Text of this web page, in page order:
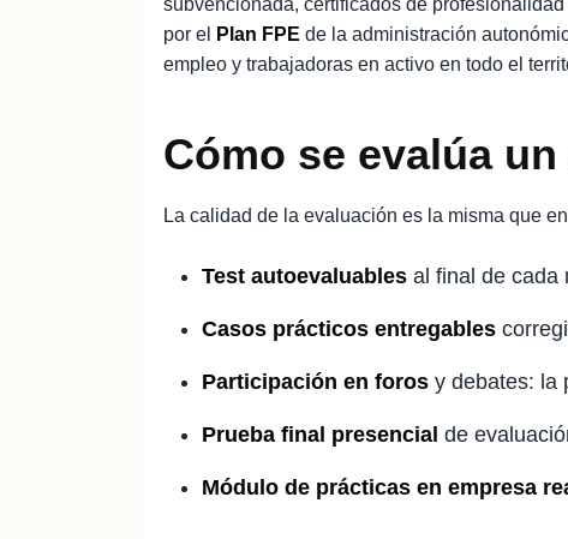
subvencionada, certificados de
por el
Plan FPE de la administración
empleo y trabajadoras en activo en todo el
Cómo se evalúa
La calidad de la evaluación es la misma que
Test autoevaluables al final de cada
Casos prácticos entregables
Participación en foros y debates: la
Prueba final presencial de
Módulo de prácticas en empresa